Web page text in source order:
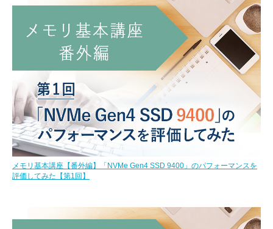
メモリ基本講座【番外編】「NVMe Gen4 SSD 9400」のパフォーマンスを
評価してみた【第1回】